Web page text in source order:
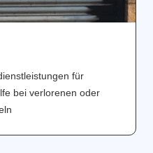
für
bei verlorenen oder